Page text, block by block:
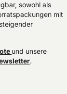
sowohl als
mit
und unsere
.